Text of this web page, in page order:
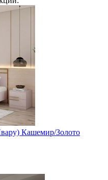
Кашемир/Золото